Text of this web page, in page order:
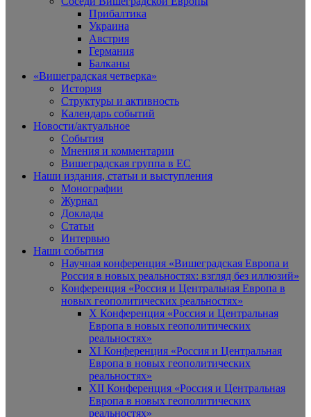
Прибалтика
Украина
Австрия
Германия
Балканы
«Вишеградская четверка»
История
Структуры и активность
Календарь событий
Новости/актуальное
События
Мнения и комментарии
Вишеградская группа в ЕС
Наши издания, статьи и выступления
Монографии
Журнал
Доклады
Статьи
Интервью
Наши события
Научная конференция «Вишеградская Европа и
Россия в новых реальностях: взгляд без иллюзий»
Конференция «Россия и Центральная Европа в
новых геополитических реальностях»
X Конференция «Россия и Центральная
Европа в новых геополитических
реальностях»
XI Конференция «Россия и Центральная
Европа в новых геополитических
реальностях»
XII Конференция «Россия и Центральная
Европа в новых геополитических
реальностях»